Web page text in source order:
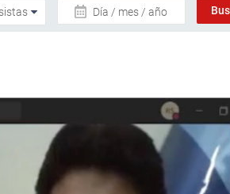
Día / mes / año